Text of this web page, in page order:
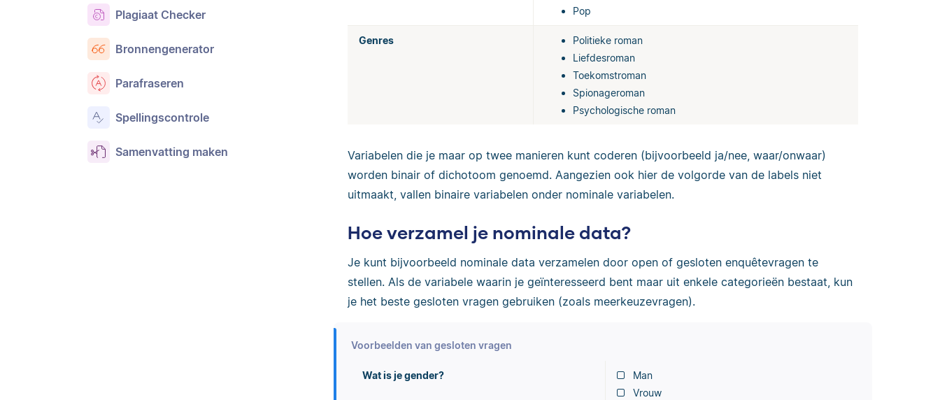
Plagiaat Checker
Bronnengenerator
Parafraseren
Spellingscontrole
Samenvatting maken
Pop
Genres
Politieke roman
Liefdesroman
Toekomstroman
Spionageroman
Psychologische roman
Variabelen die je maar op twee manieren kunt coderen (bijvoorbeeld ja/nee, waar/onwaar)
worden binair of dichotoom genoemd. Aangezien ook hier de volgorde van de labels niet
uitmaakt, vallen binaire variabelen onder nominale variabelen.
Hoe verzamel je nominale data?
Je kunt bijvoorbeeld nominale data verzamelen door open of gesloten enquêtevragen te
stellen. Als de variabele waarin je geïnteresseerd bent maar uit enkele categorieën bestaat, kun
je het beste gesloten vragen gebruiken (zoals meerkeuzevragen).
Voorbeelden van gesloten vragen
Wat is je gender?
Man
Vrouw